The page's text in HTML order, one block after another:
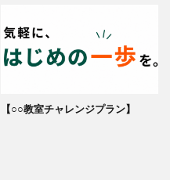
【○○教室チャレンジプラン】